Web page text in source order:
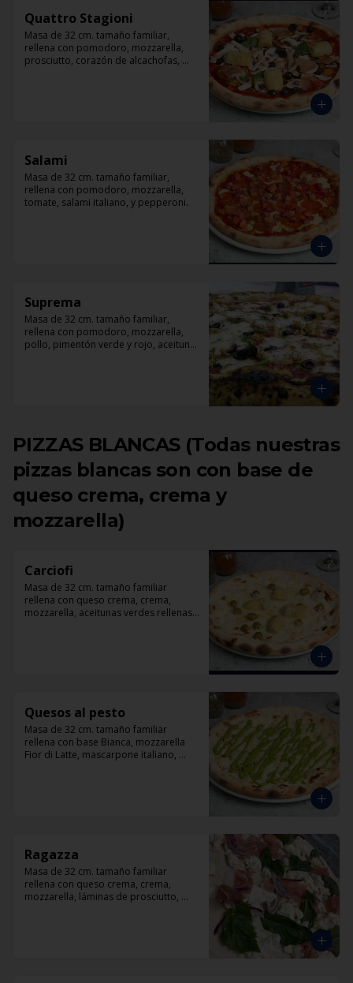
Quattro Stagioni
Masa de 32 cm. tamaño familiar,
rellena con pomodoro, mozzarella,
prosciutto, corazón de alcachofas,
Salami
Masa de 32 cm. tamaño familiar,
rellena con pomodoro, mozzarella,
tomate, salami italiano, y pepperoni.
Suprema
Masa de 32 cm. tamaño familiar,
rellena con pomodoro, mozzarella,
pollo, pimentón verde y rojo, aceituna
PIZZAS BLANCAS (Todas nuestras
pizzas blancas son con base de
queso crema, crema y
mozzarella)
Carciofi
Masa de 32 cm. tamaño familiar
rellena con queso crema, crema,
mozzarella, aceitunas verdes rellenas
Quesos al pesto
Masa de 32 cm. tamaño familiar
rellena con base Bianca, mozzarella
Fior di Latte, mascarpone italiano,
Ragazza
Masa de 32 cm. tamaño familiar
rellena con queso crema, crema,
mozzarella, láminas de prosciutto,